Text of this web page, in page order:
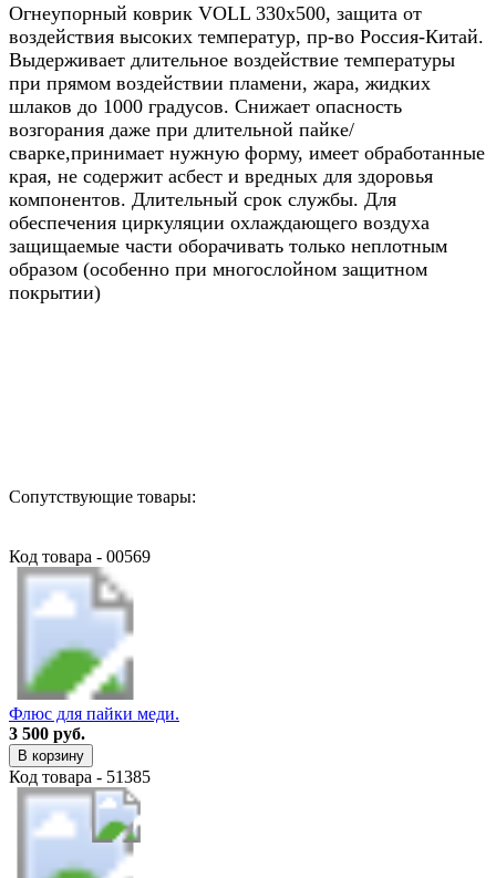
Огнеупорный коврик VOLL 330х500, защита от
воздействия высоких температур, пр-во Россия-Китай.
Выдерживает длительное воздействие температуры
при прямом воздействии пламени, жара, жидких
шлаков до 1000 градусов. Снижает опасность
возгорания даже при длительной пайке/
сварке,принимает нужную форму, имеет обработанные
края, не содержит асбест и вредных для здоровья
компонентов. Длительный срок службы. Для
обеспечения циркуляции охлаждающего воздуха
защищаемые части оборачивать только неплотным
образом (особенно при многослойном защитном
покрытии)
Сопутствующие товары:
Код товара - 00569
Флюс для пайки меди.
3 500 руб.
В корзину
Код товара - 51385